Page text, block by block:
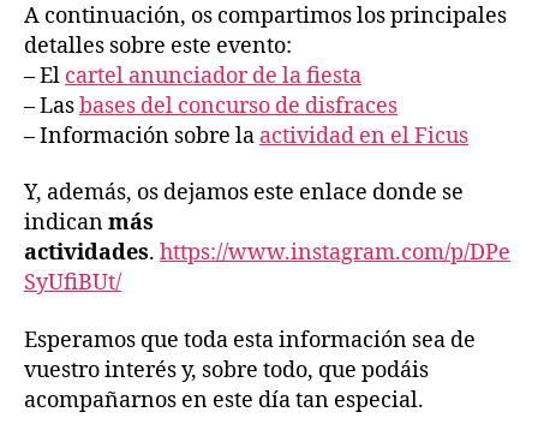
A continuación, os compartimos los principales
detalles sobre este evento:
– El cartel anunciador de lafesta
– Lasbases del concurso de disfraces
– Información sobre la actividad en el Ficus
Y, además, os dejamos este enlace donde se
indicanmás
actividades. https://www.instagram.com/p/DPe
SyUfiBUt/
Esperamos que toda esta información sea de
vuestro interés y, sobre todo, que podáis
acompañarnos en este día tan especial.